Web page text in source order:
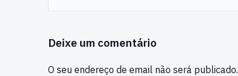
Deixe um comentário
O seu endereço de email não será publicado.